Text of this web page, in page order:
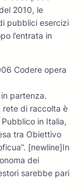
2010, le
pubblici esercizi
l’entrata in
Codere opera
in partenza.
rete di raccolta è
in Italia,
tra Obiettivo
[newline]In
dei
sarebbe pari